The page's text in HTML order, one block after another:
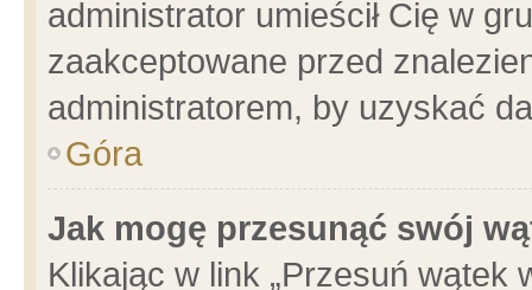
administrator umieścił Cię w
zaakceptowane przed
administratorem, by uzyskać
Góra
Jak mogę przesunąć swój
Klikając w link „Przesuń wątek